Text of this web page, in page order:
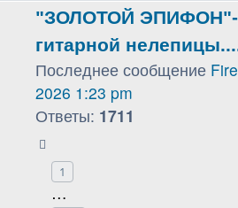
"ЗОЛОТОЙ ЭПИФОН"-
гитарной
Последнее сообщение
2026 1:23 pm
Ответы: 1711
1
…